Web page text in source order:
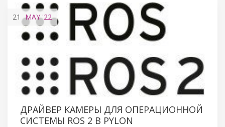
21 MAY'22
ДРАЙВЕР КАМЕРЫ ДЛЯ ОПЕРАЦИОННОЙ
СИСТЕМЫ ROS 2 В PYLON